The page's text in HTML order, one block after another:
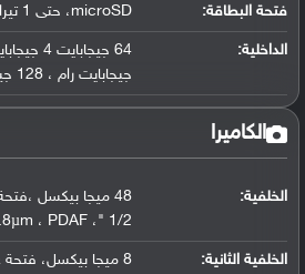
فتحة البطاقة: microSD، حتى 1 تيرابايت (فتحة مخصصة)
الداخلية:
جيجابايت رام ، 128 جيجابايت 6 جيجابايت رام
الكاميرا
الخلفية:
1/2 "، 0.8µm ، PDAF
الخلفية الثانية: